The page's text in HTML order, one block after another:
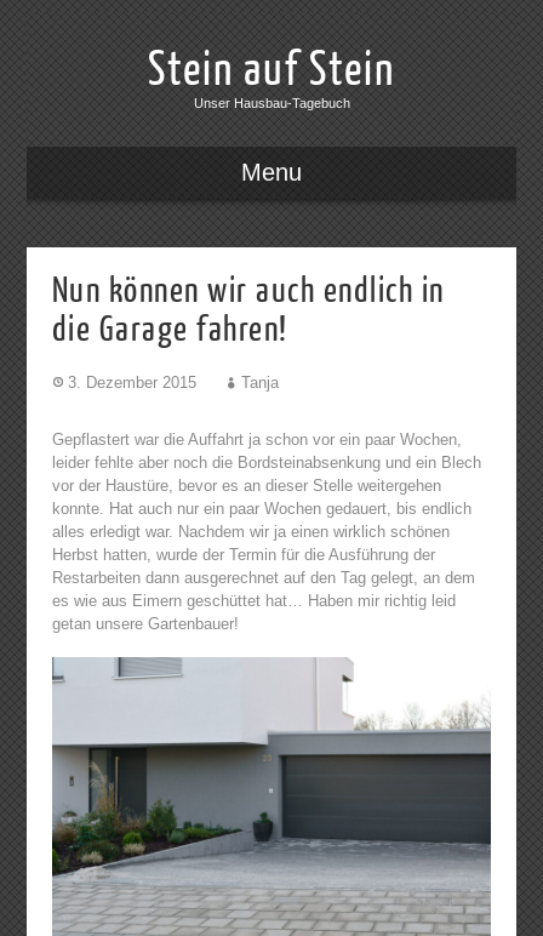
Stein auf Stein
Unser Hausbau-Tagebuch
Menu
Nun können wir auch endlich in
die Garage fahren!
3. Dezember 2015 Tanja
Gepflastert war die Auffahrt ja schon vor ein paar Wochen,
leider fehlte aber noch die Bordsteinabsenkung und ein Blech
vor der Haustüre, bevor es an dieser Stelle weitergehen
konnte. Hat auch nur ein paar Wochen gedauert, bis endlich
alles erledigt war. Nachdem wir ja einen wirklich schönen
Herbst hatten, wurde der Termin für die Ausführung der
Restarbeiten dann ausgerechnet auf den Tag gelegt, an dem
es wie aus Eimern geschüttet hat… Haben mir richtig leid
getan unsere Gartenbauer!